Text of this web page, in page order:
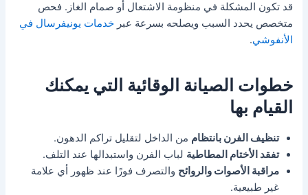
قد تكون المشكلة في منظومة الاشتعال أو صمام الغاز. فحص
متخصص يحدد السبب ويصلحه بسرعة عبرخدمات يونيفرسال في
الأنفوشي.
خطوات الصيانة الوقائية التي يمكنك
القيام بها
تنظيف الفرن بانتظام من الداخل لتقليل تراكم الدهون.
تفقد الأختام المطاطية لباب الفرن واستبدالها عند التلف.
مراقبة الأصوات والروائح والتصرف فورًا عند ظهور أي علامة
غير طبيعية.